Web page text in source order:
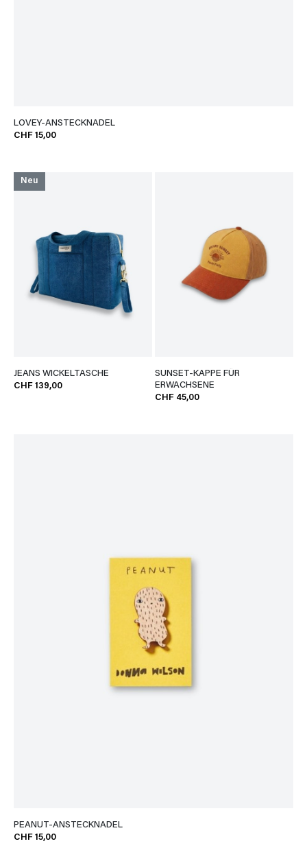
LOVEY-ANSTECKNADEL
CHF 15,00
Neu
JEANS WICKELTASCHE
CHF 139,00
SUNSET-KAPPE FÜR
ERWACHSENE
CHF 45,00
PEANUT-ANSTECKNADEL
CHF 15,00